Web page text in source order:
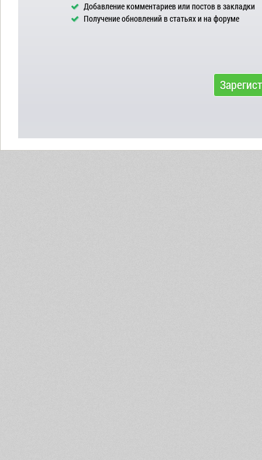
Добавление комментариев или постов в закладки
Получение обновлений в статьях и на форуме